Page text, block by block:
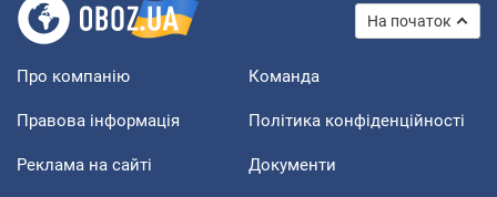
На початок
Про компанію Команда
Правова інформація Політика конфіденційності
Реклама на сайті Документи